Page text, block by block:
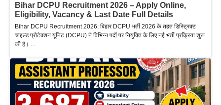
Bihar DCPU Recruitment 2026 – Apply Online,
Eligibility, Vacancy & Last Date Full Details
Bihar DCPU Recruitment 2026: बिहार DCPU भर्ती 2026 के तहत डिस्ट्रिक्ट
चाइल्ड प्रोटेक्शन यूनिट (DCPU) ने विभिन्न पदों पर नियुक्ति के लिए नई भर्ती प्रक्रिया शुरू
की है। ...